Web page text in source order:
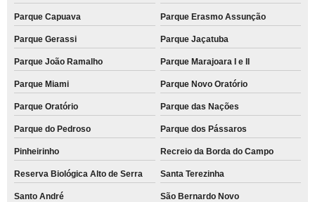
Parque Capuava Parque Erasmo Assunção
Parque Gerassi Parque Jaçatuba
Parque João Ramalho Parque Marajoara I e II
Parque Miami Parque Novo Oratório
Parque Oratório Parque das Nações
Parque do Pedroso Parque dos Pássaros
Pinheirinho Recreio da Borda do Campo
Reserva Biológica Alto de Serra Santa Terezinha
Santo André São Bernardo Novo